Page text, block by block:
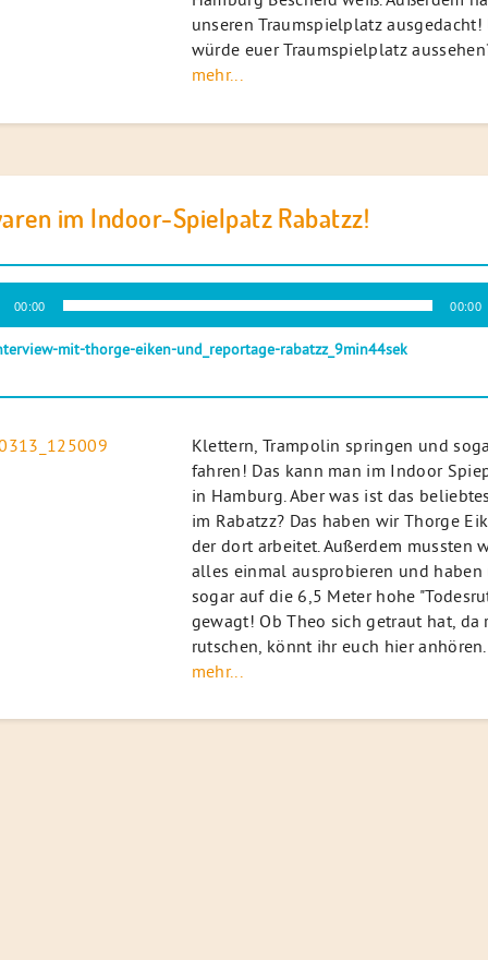
unseren Traumspielplatz ausgedacht!
würde euer Traumspielplatz
mehr...
im Indoor-Spielpatz Rabatzz!
00:00 00:00
mit-thorge-eiken-und_reportage-rabatzz_9min44sek
Klettern, Trampolin springen und
fahren! Das kann man im Indoor
in Hamburg. Aber was ist das
im Rabatzz? Das haben wir Thorge
der dort arbeitet. Außerdem mussten
alles einmal ausprobieren und haben
sogar auf die 6,5 Meter hohe
gewagt! Ob Theo sich getraut hat, da
rutschen, könnt ihr euch hier anhören.
mehr...